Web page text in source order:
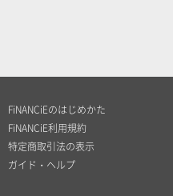
FiNANCiEのはじめかた
FiNANCiE利用規約
特定商取引法の表示
ガイド・ヘルプ